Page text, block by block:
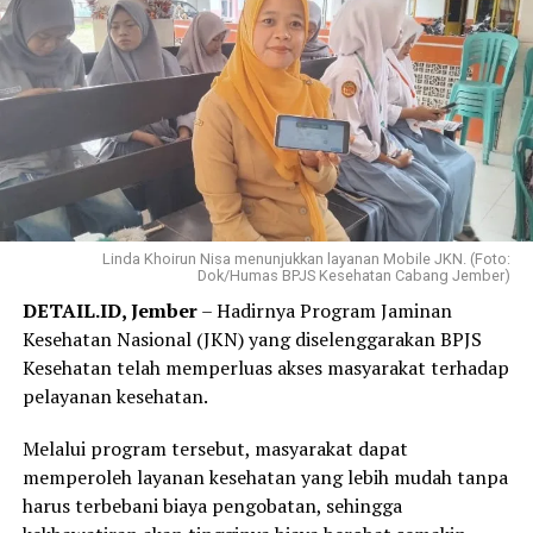
mencicil sedikit demi sedikit sehingga beban
pembayaran terasa jauh lebih ringan,” ujar Elok, Jumat,
31 Juli 2026.
Elok mengaku hanya membutuhkan beberapa langkah
melalui WhatsApp PANDAWA untuk mendaftar
Program REHAB 3.0.
Menurutnya, proses yang sederhana dan tidak
mengharuskannya datang ke kantor BPJS Kesehatan
membuat layanan tersebut lebih praktis dan mudah
diakses.
“Saya langsung mendaftar Program REHAB 3.0 melalui
Aplikasi Mobile JKN dan prosesnya sangat mudah. Saya
skema cicilan yang fleksibel benar-benar menjadi solusi
karena saya bisa mencicil tunggakan sesuai kemampuan.
Saya juga bersyukur pemerintah tetap hadir
Linda Khoirun Nisa menunjukkan layanan Mobile JKN. (Foto:
Dok/Humas BPJS Kesehatan Cabang Jember)
DETAIL.ID, Jember– Hadirnya Program Jaminan
Kesehatan Nasional (JKN) yang diselenggarakan BPJS
Kesehatan telah memperluas akses masyarakat terhadap
pelayanan kesehatan.
Melalui program tersebut, masyarakat dapat
memperoleh layanan kesehatan yang lebih mudah tanpa
harus terbebani biaya pengobatan, sehingga